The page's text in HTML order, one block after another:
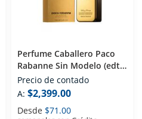
Perfume Caballero Paco
Rabanne Sin Modelo (edt)
Eau De Toilette 100 Ml
Precio de contado
A: $2,399.00
Desde $71.00